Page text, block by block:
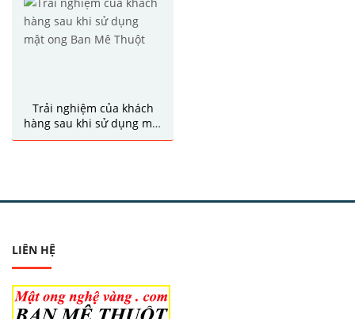
Trải nghiệm của khách
hàng sau khi sử dụng mật
ong Ban Mê Thuột
LIÊN HỆ